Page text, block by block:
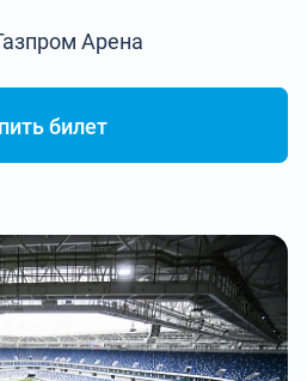
Арена
билет